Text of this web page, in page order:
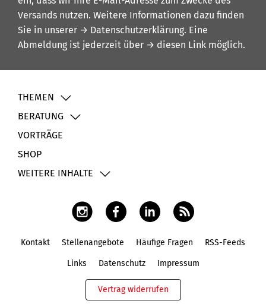
Versands nutzen. Weitere Informationen dazu finden
Sie in unserer → Datenschutzerklärung. Eine
Abmeldung ist jederzeit über → diesen Link möglich.
THEMEN
BERATUNG
VORTRÄGE
SHOP
WEITERE INHALTE
Kontakt Stellenangebote Häufige Fragen RSS-Feeds
Links Datenschutz Impressum
Vertrag widerrufen